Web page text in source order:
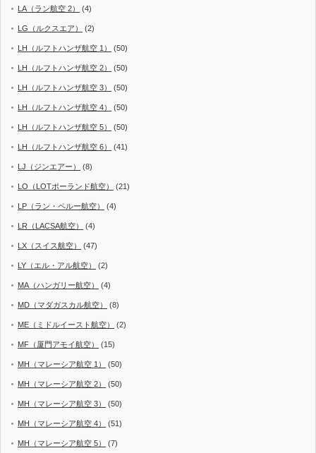
LA（ラン航空 2） (4)
LG（ルクスエア） (2)
LH（ルフトハンザ航空 1） (50)
LH（ルフトハンザ航空 2） (50)
LH（ルフトハンザ航空 3） (50)
LH（ルフトハンザ航空 4） (50)
LH（ルフトハンザ航空 5） (50)
LH（ルフトハンザ航空 6） (41)
LJ（ジンエアー） (8)
LO（LOTポーランド航空） (21)
LP（ラン・ペルー航空） (4)
LR（LACSA航空） (4)
LX（スイス航空） (47)
LY（エル・アル航空） (2)
MA（ハンガリー航空） (4)
MD（マダガスカル航空） (8)
ME（ミドルイースト航空） (2)
MF（厦門アモイ航空） (15)
MH（マレーシア航空 1） (50)
MH（マレーシア航空 2） (50)
MH（マレーシア航空 3） (50)
MH（マレーシア航空 4） (51)
MH（マレーシア航空 5） (7)